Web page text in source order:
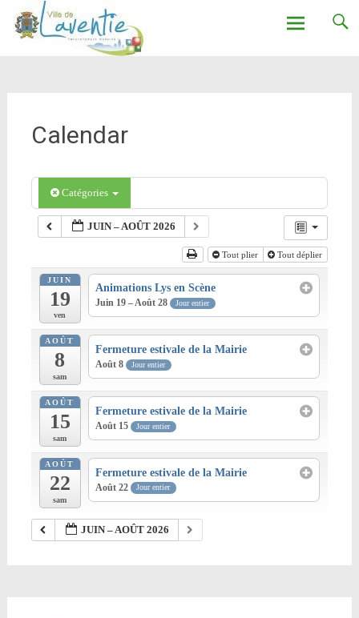
Ville de Laventie
Calendar
Catégories
JUIN – AOÛT 2026
Tout plier Tout déplier
JUIN
19
ven
Animations Lys en Scène
Juin 19 – Août 28 Jour entier
AOÛT
8
sam
Fermeture estivale de la Mairie
Août 8 Jour entier
AOÛT
15
sam
Fermeture estivale de la Mairie
Août 15 Jour entier
AOÛT
22
sam
Fermeture estivale de la Mairie
Août 22 Jour entier
JUIN – AOÛT 2026